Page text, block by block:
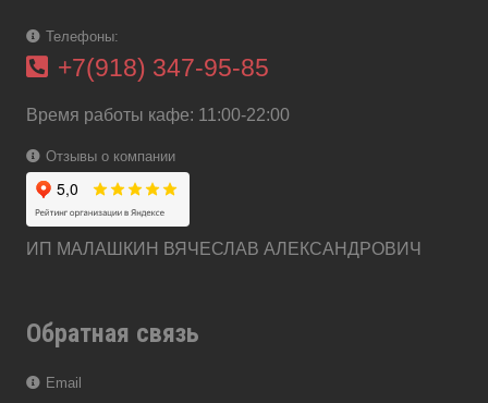
Телефоны:
+7(918) 347-95-85
Время работы кафе: 11:00-22:00
Отзывы о компании
ИП МАЛАШКИН ВЯЧЕСЛАВ АЛЕКСАНДРОВИЧ
Обратная связь
Email